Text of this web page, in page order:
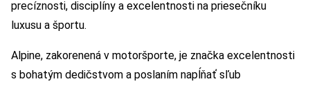
precíznosti, disciplíny a excelentnosti na priesečníku
luxusu a športu.
Alpine, zakorenená v motoršporte, je značka excelentnosti
s bohatým dedičstvom a poslaním napĺňať sľub